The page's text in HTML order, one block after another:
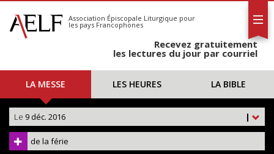
S'abonner
Calendrier
Association Épiscopale Liturgique pour
les pays Francophones
Recevez gratuitement
les lectures du jour par courriel
LA MESSE LES HEURES LA BIBLE
|
Le 9 déc. 2016
de la férie